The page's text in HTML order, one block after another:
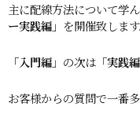
主に配線方法について学
ー実践編」 を開催致します
「入門編」 の次は 「実践編
お客様からの質問で一番